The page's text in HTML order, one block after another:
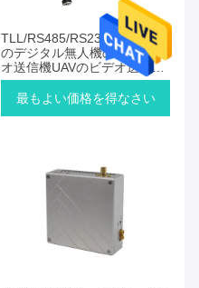
TLL/RS485/RS232 COFDM
のデジタル無人機の無線ビデ
オ送信機UAVのビデオ送信機
板
最もよい価格を得なさい